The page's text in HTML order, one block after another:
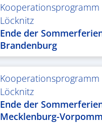
Kooperationsprogramm
Löcknitz
Ende der
Brandenburg
Kooperationsprogramm
Löcknitz
Ende der
Mecklenburg-